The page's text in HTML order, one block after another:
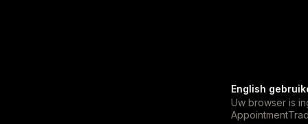
English
Uw browser is